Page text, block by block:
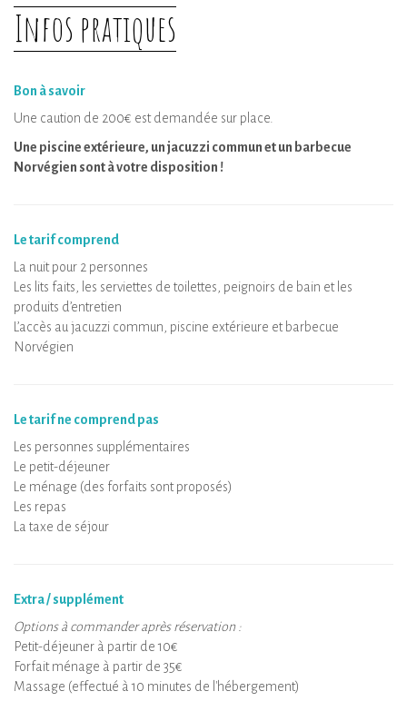
Infos pratiques
Bon à savoir
Une caution de 200€ est demandée sur place.
Une piscine extérieure, un jacuzzi commun et un barbecue
Norvégien sont à votre disposition !
Le tarif comprend
La nuit pour 2 personnes
Les lits faits, les serviettes de toilettes, peignoirs de bain et les
produits d’entretien
L’accès au jacuzzi commun, piscine extérieure et barbecue
Norvégien
Le tarif ne comprend pas
Les personnes supplémentaires
Le petit-déjeuner
Le ménage (des forfaits sont proposés)
Les repas
La taxe de séjour
Extra / supplément
Options à commander après réservation :
Petit-déjeuner à partir de 10€
Forfait ménage à partir de 35€
Massage (effectué à 10 minutes de l'hébergement)